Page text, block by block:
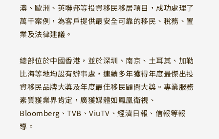
澳、歐洲、英聯邦等投資移民移居項目，成功處理了
萬千案例，為客戶提供最安全可靠的移民、稅務、置
業及法律建議。
總部位於中國香港，並於深圳、南京、土耳其、加勒
比海等地均設有辦事處，連續多年獲得年度最傑出投
資移民品牌大獎及年度最佳移民顧問大獎。專業服務
素質獲業界肯定，廣獲媒體如鳳凰衛視、
Bloomberg、TVB、ViuTV、經濟日報、信報等報
導。